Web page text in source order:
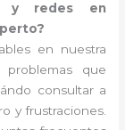
y redes en
en nuestra
que
consultar a
y frustraciones.